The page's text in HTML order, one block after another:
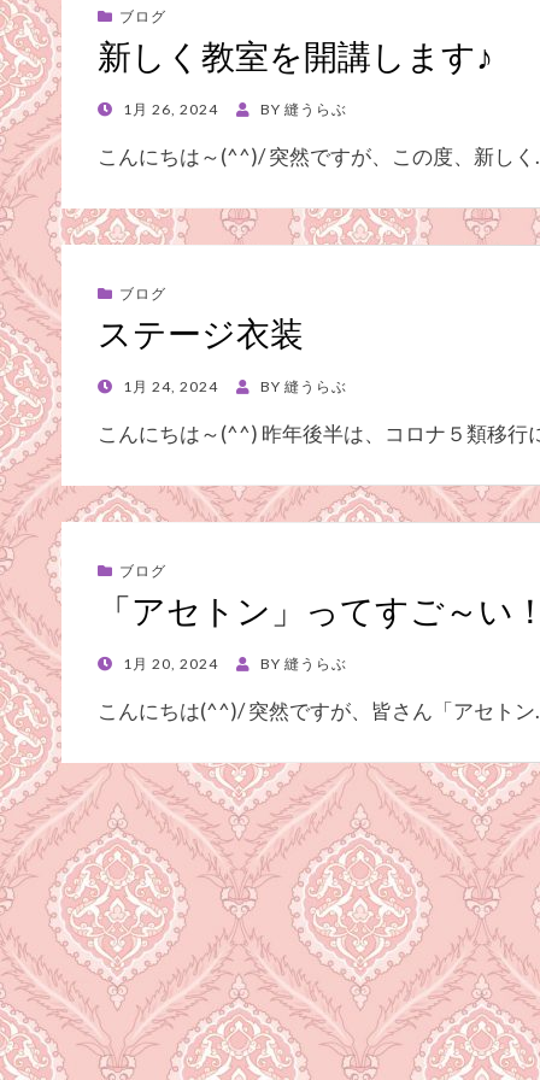
ブログ
新しく教室を開講します♪
POSTED
1月 26, 2024 BY 縫うらぶ
こんにちは～(^^)/ 突然ですが、この度、新し
ブログ
ステージ衣装
POSTED
1月 24, 2024 BY 縫うらぶ
こんにちは～(^^) 昨年後半は、コロナ５類移行
ブログ
「アセトン」ってすご～い
POSTED
1月 20, 2024 BY 縫うらぶ
こんにちは(^^)/ 突然ですが、皆さん「アセト